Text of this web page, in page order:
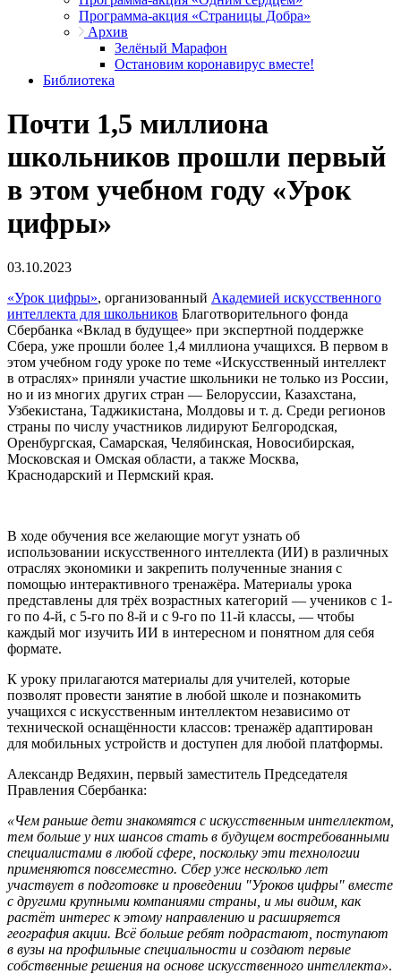
Программа-акция «Страницы Добра»
Архив
Зелёный Марафон
Остановим коронавирус вместе!
Библиотека
Почти 1,5 миллиона
школьников прошли первый
в этом учебном году «Урок
цифры»
03.10.2023
«Урок цифры», организованный Академией искусственного
интеллекта для школьников Благотворительного фонда
Сбербанка «Вклад в будущее» при экспертной поддержке
Сбера, уже прошли более 1,4 миллиона учащихся. В первом в
этом учебном году уроке по теме «Искусственный интеллект
в отраслях» приняли участие школьники не только из России,
но и из многих других стран — Белоруссии, Казахстана,
Узбекистана, Таджикистана, Молдовы и т. д. Среди регионов
страны по числу участников лидируют Белгородская,
Оренбургская, Самарская, Челябинская, Новосибирская,
Московская и Омская области, а также Москва,
Краснодарский и Пермский края.
В ходе обучения все желающие могут узнать об
использовании искусственного интеллекта (ИИ) в различных
отраслях экономики и закрепить полученные знания с
помощью интерактивного тренажёра. Материалы урока
представлены для трёх возрастных категорий — учеников с 1-
го по 4-й, с 5-го по 8-й и с 9-го по 11-й классы, — чтобы
каждый мог изучить ИИ в интересном и понятном для себя
формате.
К уроку прилагаются материалы для учителей, которые
позволят провести занятие в любой школе и познакомить
учащихся с искусственным интеллектом независимо от
технической оснащённости классов: тренажёр адаптирован
для мобильных устройств и доступен для любой платформы.
Александр Ведяхин, первый заместитель Председателя
Правления Сбербанка:
«Чем раньше дети знакомятся с искусственным интеллектом,
тем больше у них шансов стать в будущем востребованными
специалистами в любой сфере, поскольку эти технологии
применяются повсеместно. Сбер уже несколько лет
участвует в подготовке и проведении ″Уроков цифры″ вместе
с другими крупными компаниями страны, и мы видим, как
растёт интерес к этому направлению и расширяется
география акции. Всё больше ребят подрастают, поступают
в вузы на профильные специальности и создают первые
собственные решения на основе искусственного интеллекта».